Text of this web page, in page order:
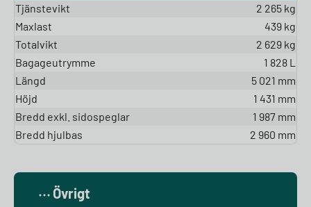
Tjänstevikt
2 265 kg
Maxlast
439 kg
Totalvikt
2 629 kg
Bagageutrymme
1 828 L
Längd
5 021 mm
Höjd
1 431 mm
Bredd exkl. sidospeglar
1 987 mm
Bredd hjulbas
2 960 mm
Övrigt